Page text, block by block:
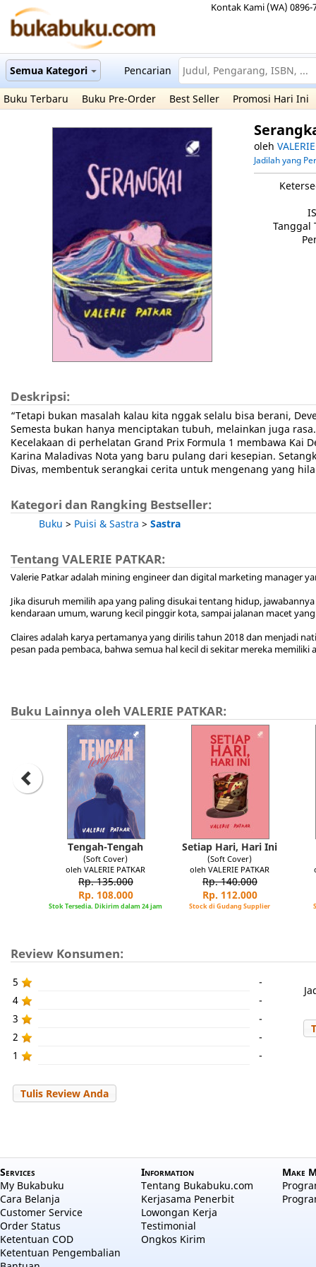
Kontak Kami (WA) 0896-
Semua Kategori Pencarian
Buku Terbaru Buku Pre-Order Best Seller Promosi Hari Ini
oleh
Jadilah yang
Tanggal
Deskripsi:
“Tetapi bukan masalah kalau kita nggak selalu bisa berani,
Semesta bukan hanya menciptakan tubuh, melainkan juga
Kecelakaan di perhelatan Grand Prix Formula 1 membawa Kai
Karina Maladivas Nota yang baru pulang dari kesepian.
Divas, membentuk serangkai cerita untuk mengenang yang
Kategori dan Rangking Bestseller:
Buku > Puisi & Sastra > Sastra
Tentang VALERIE PATKAR:
Valerie Patkar adalah mining engineer dan digital marketing manager
Jika disuruh memilih apa yang paling disukai tentang hidup,
kendaraan umum, warung kecil pinggir kota, sampai jalanan macet
Claires adalah karya pertamanya yang dirilis tahun 2018 dan menjadi
pesan pada pembaca, bahwa semua hal kecil di sekitar mereka
Buku Lainnya oleh VALERIE PATKAR:
Tengah-Tengah
(Soft Cover)
oleh VALERIE PATKAR
Rp. 135.000
Rp. 108.000
Stok Tersedia. Dikirim dalam 24 jam
Setiap Hari, Hari Ini
(Soft Cover)
oleh VALERIE PATKAR
Rp. 140.000
Rp. 112.000
Stock di Gudang Supplier
Review Konsumen:
5
-
4
-
3
-
2
-
1
-
Tulis Review Anda
Services
My Bukabuku
Cara Belanja
Customer Service
Order Status
Ketentuan COD
Ketentuan Pengembalian
Information
Tentang Bukabuku.com
Kerjasama Penerbit
Lowongan Kerja
Testimonial
Ongkos Kirim
Make